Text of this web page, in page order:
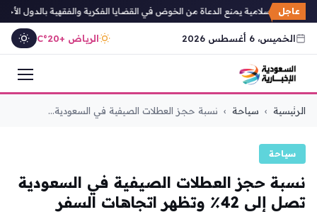
عاجل
الإسلامية يمنع الدعاة من الخوض في القضايا الفكرية والفقهية بالدول الأخرى
الخميس، 6 أغسطس 2026 الرياض +20°C
التجاوز
الرئيسية › سياحة › نسبة حجز العطلات الصيفية في السعودية...
سياحة
نسبة حجز العطلات الصيفية في السعودية
تصل إلى 42٪ وتظهر اتجاهات السفر